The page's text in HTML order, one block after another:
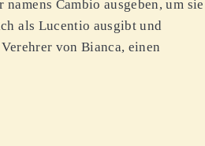
Cambio ausgeben, um sie
als Lucentio ausgibt und
von Bianca, einen